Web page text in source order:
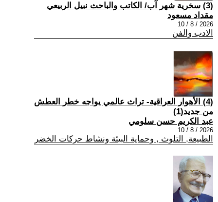
(3) سخرية شهر آب/ الكاتب والباحث نبيل الربيعي
مقداد مسعود
2026 / 8 / 10
الادب والفن
(4) الأهوار العراقية- تراث عالمي يواجه خطر العطش
من جديد(1)
عبد الكريم حسن سلومي
2026 / 8 / 10
الطبيعة, التلوث , وحماية البيئة ونشاط حركات الخضر